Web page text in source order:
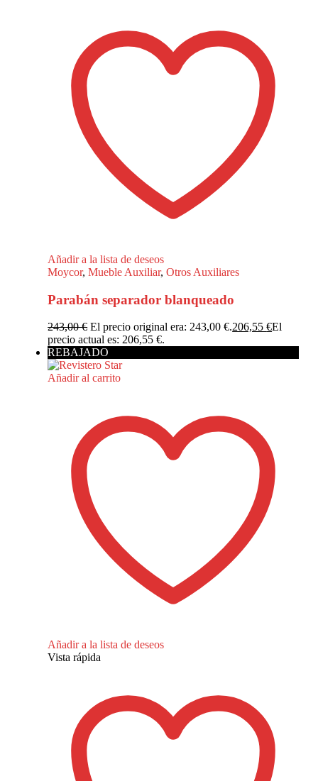
Añadir a la lista de deseos
Moycor,Mueble Auxiliar,Otros Auxiliares
Parabán separador blanqueado
243,00€ El precio original era: 243,00 €.206,55€El
precio actual es: 206,55 €.
REBAJADO
Añadir al carrito
Añadir a la lista de deseos
Vista rápida